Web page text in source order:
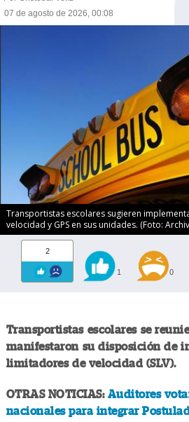
07 de agosto de 2026, 00:08
Transportistas escolares sugieren
velocidad y GPS en sus unidades. (Foto:
2
1 0
Transportistas escolares se
manifestaron su disposición de
limitadores de velocidad (SLV).
OTRAS NOTICIAS: Auditores
nacionales para integrar